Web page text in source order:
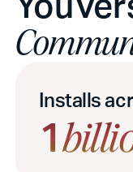
Installs
1